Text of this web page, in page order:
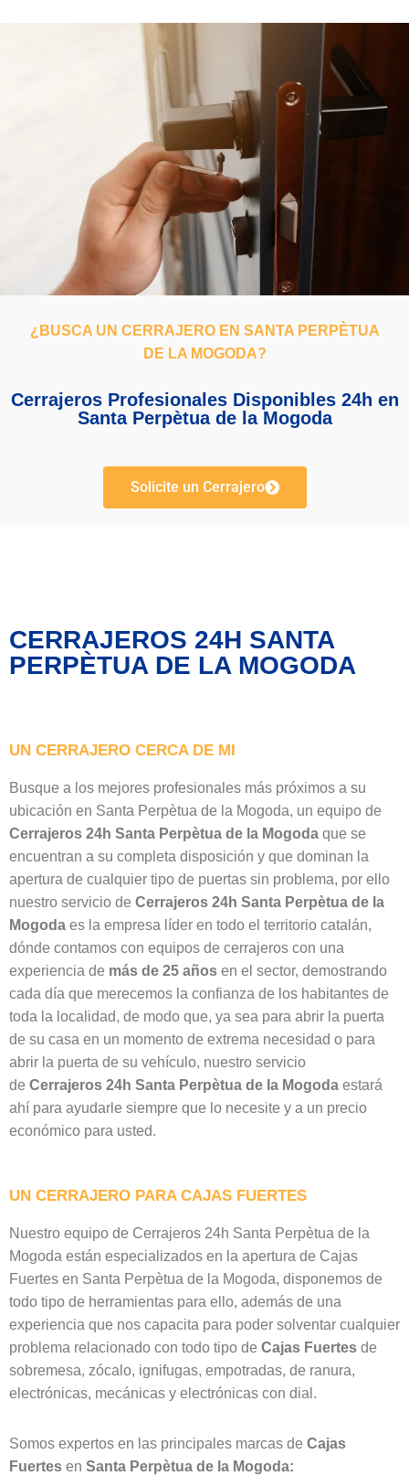
¿BUSCA UN CERRAJERO EN SANTA PERPÈTUA
DE LA MOGODA?
Cerrajeros Profesionales Disponibles 24h en
Santa Perpètua de la Mogoda
Solicite un Cerrajero
CERRAJEROS 24H SANTA
PERPÈTUA DE LA MOGODA
UN CERRAJERO CERCA DE MI
Busque a los mejores profesionales más próximos a su
ubicación en Santa Perpètua de la Mogoda, un equipo de
Cerrajeros 24h Santa Perpètua de la Mogoda que se
encuentran a su completa disposición y que dominan la
apertura de cualquier tipo de puertas sin problema, por ello
nuestro servicio de Cerrajeros 24h Santa Perpètua de la
Mogoda es la empresa líder en todo el territorio catalán,
dónde contamos con equipos de cerrajeros con una
experiencia de más de 25 años en el sector, demostrando
cada día que merecemos la confianza de los habitantes de
toda la localidad, de modo que, ya sea para abrir la puerta
de su casa en un momento de extrema necesidad o para
abrir la puerta de su vehículo, nuestro servicio
de Cerrajeros 24h Santa Perpètua de la Mogoda estará
ahí para ayudarle siempre que lo necesite y a un precio
económico para usted.
UN CERRAJERO PARA CAJAS FUERTES
Nuestro equipo de Cerrajeros 24h Santa Perpètua de la
Mogoda están especializados en la apertura de Cajas
Fuertes en Santa Perpètua de la Mogoda, disponemos de
todo tipo de herramientas para ello, además de una
experiencia que nos capacita para poder solventar cualquier
problema relacionado con todo tipo de Cajas Fuertes de
sobremesa, zócalo, ignifugas, empotradas, de ranura,
electrónicas, mecánicas y electrónicas con dial.
Somos expertos en las principales marcas de Cajas
Fuertes en Santa Perpètua de la Mogoda: